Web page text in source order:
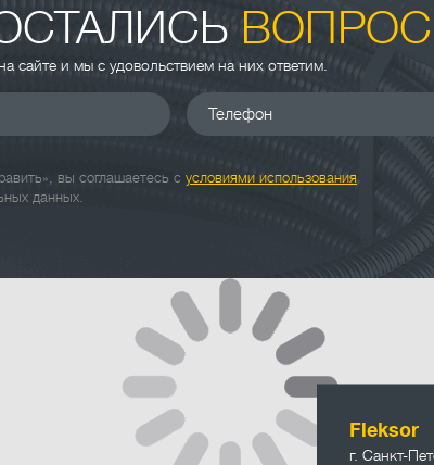
сайте и мы с удовольствием на них ответим.
Телефон
вы соглашаетесь с условиями использования
данных.
Fleksor
г. Санкт-